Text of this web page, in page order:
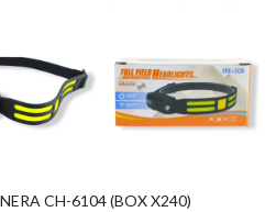
CH-6104 (BOX X240)